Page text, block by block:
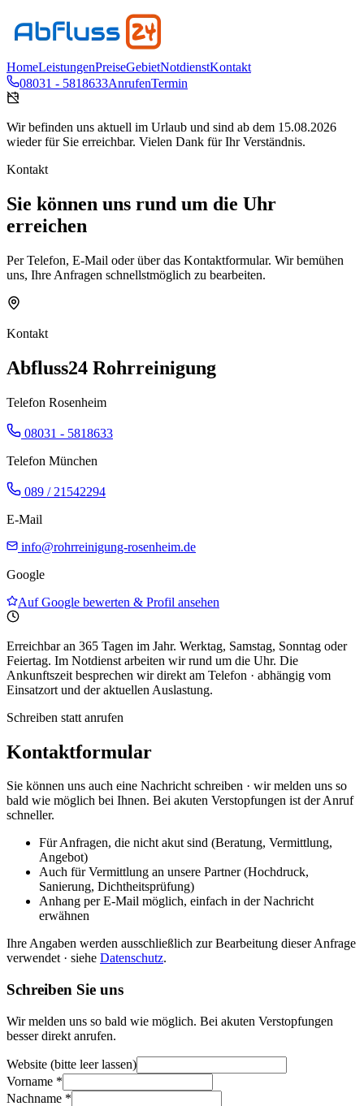
HomeLeistungenPreiseGebietNotdienstKontakt
08031 - 5818633AnrufenTermin
Wir befinden uns aktuell im Urlaub und sind ab dem 15.08.2026
wieder für Sie erreichbar. Vielen Dank für Ihr Verständnis.
Kontakt
Sie können uns rund um die Uhr
erreichen
Per Telefon, E-Mail oder über das Kontaktformular. Wir bemühen
uns, Ihre Anfragen schnellstmöglich zu bearbeiten.
Kontakt
Abfluss24 Rohrreinigung
Telefon Rosenheim
08031 - 5818633
Telefon München
089 / 21542294
E-Mail
info@rohrreinigung-rosenheim.de
Google
Auf Google bewerten & Profil ansehen
Erreichbar an 365 Tagen im Jahr. Werktag, Samstag, Sonntag oder
Feiertag. Im Notdienst arbeiten wir rund um die Uhr. Die
Ankunftszeit besprechen wir direkt am Telefon · abhängig vom
Einsatzort und der aktuellen Auslastung.
Schreiben statt anrufen
Kontaktformular
Sie können uns auch eine Nachricht schreiben · wir melden uns so
bald wie möglich bei Ihnen. Bei akuten Verstopfungen ist der Anruf
schneller.
Für Anfragen, die nicht akut sind (Beratung, Vermittlung,
Angebot)
Auch für Vermittlung an unsere Partner (Hochdruck,
Sanierung, Dichtheitsprüfung)
Anhang per E-Mail möglich, einfach in der Nachricht
erwähnen
Ihre Angaben werden ausschließlich zur Bearbeitung dieser Anfrage
verwendet · siehe Datenschutz.
Schreiben Sie uns
Wir melden uns so bald wie möglich. Bei akuten Verstopfungen
besser direkt anrufen.
Website (bitte leer lassen)
Vorname *
Nachname *